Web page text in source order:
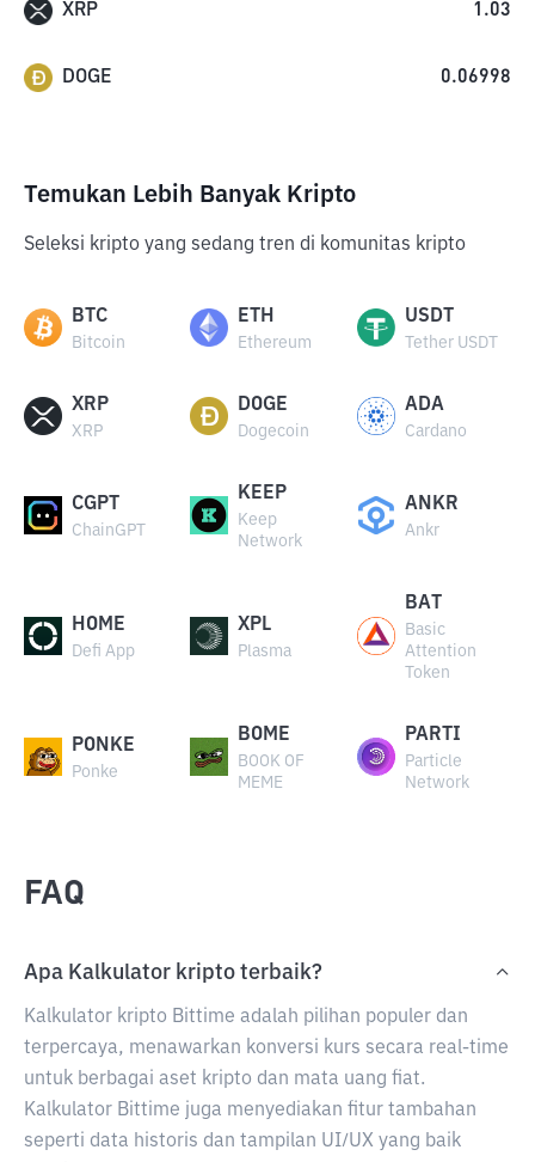
XRP 1.03
DOGE 0.06998
Temukan Lebih Banyak Kripto
Seleksi kripto yang sedang tren di komunitas kripto
BTC
Bitcoin
ETH
Ethereum
USDT
Tether USDT
XRP
XRP
DOGE
Dogecoin
ADA
Cardano
CGPT
ChainGPT
KEEP
Keep
Network
ANKR
Ankr
HOME
Defi App
XPL
Plasma
BAT
Basic
Attention
Token
PONKE
Ponke
BOME
BOOK OF
MEME
PARTI
Particle
Network
FAQ
Apa Kalkulator kripto terbaik?
Kalkulator kripto Bittime adalah pilihan populer dan
terpercaya, menawarkan konversi kurs secara real-time
untuk berbagai aset kripto dan mata uang fiat.
Kalkulator Bittime juga menyediakan fitur tambahan
seperti data historis dan tampilan UI/UX yang baik